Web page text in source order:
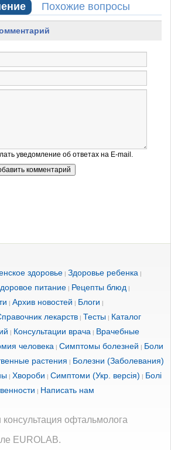
Похожие вопросы
уведомление об ответах на E-mail.
здоровье | Здоровье ребенка |
питание | Рецепты блюд |
| Архив новостей | Блоги |
лекарств | Тесты | Каталог
| Консультации врача | Врачебные
человека | Симптомы болезней | Боли
растения | Болезни (Заболевания)
| Хвороби | Симптоми (Укр. версія) | Болі
| Написать нам
офтальмолога
EUROLAB.